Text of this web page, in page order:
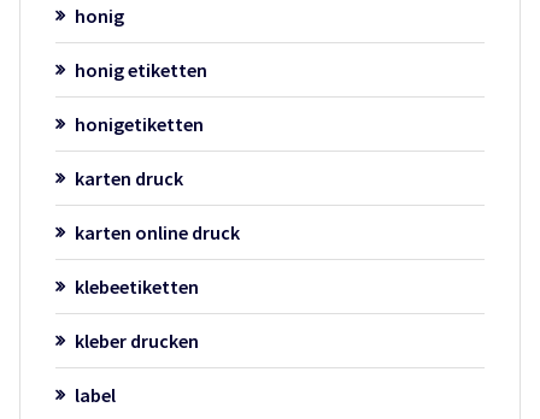
honig
honig etiketten
honigetiketten
karten druck
karten online druck
klebeetiketten
kleber drucken
label